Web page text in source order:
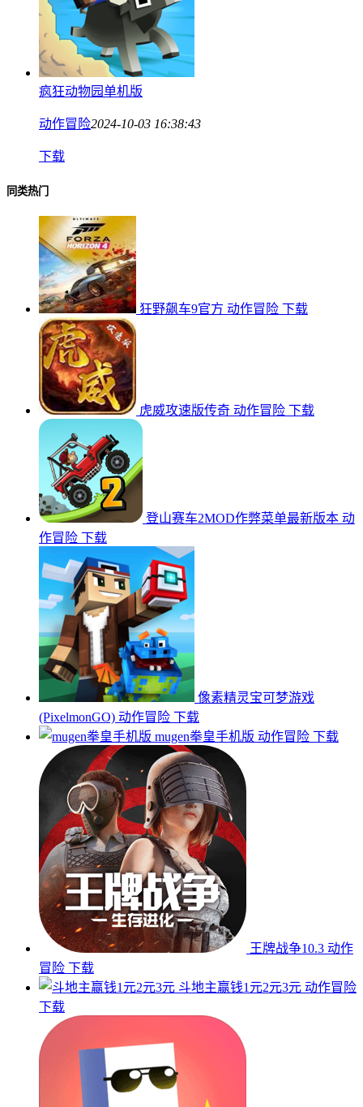
疯狂动物园单机版
动作冒险2024-10-03 16:38:43
下载
同类热门
狂野飙车9官方 动作冒险 下载
虎威攻速版传奇 动作冒险 下载
登山赛车2MOD作弊菜单最新版本 动
作冒险 下载
像素精灵宝可梦游戏
(PixelmonGO) 动作冒险 下载
mugen拳皇手机版 动作冒险 下载
王牌战争10.3 动作
冒险 下载
斗地主赢钱1元2元3元 动作冒险
下载